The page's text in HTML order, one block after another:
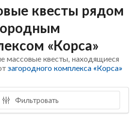
квесты рядом
«Корса»
массовые квесты, находящиеся
загородного комплекса «Корса»
Фильтровать